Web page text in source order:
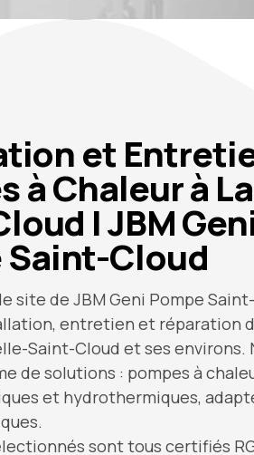
et
à Chaleur à
| JBM
Saint-Cloud
site de JBM Geni Pompe
entretien et réparation
Saint-Cloud et ses environs.
de solutions : pompes à
et hydrothermiques,
sont tous certifiés